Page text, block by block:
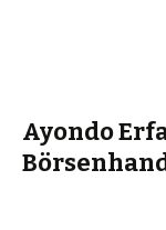
Ayondo